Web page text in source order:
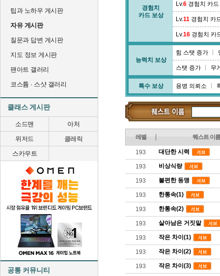
팁과 노하우 게시판
자유 게시판
질문과 답변 게시판
지도 정보 게시판
팬아트 갤러리
코스튬 · 스샷 갤러리
클래스 게시판
소드맨
아처
위저드
클레릭
스카우트
공통 커뮤니티
경험치
카드 보상
Lv.6 경험치 카드
Lv.11 경험치 카
Lv.16 경험치 카
능력치 보상
힘 스탯 증가
스탯 증가 무
특수 보상 용병 의뢰소
레벨 퀘스트 이름
193 대단한 시력
193 비상식량
193 불편한 동맹
193 한통속(1)
193 한통속(2)
193 살아남은 거짓말
193 작은 차이(1)
193 작은 차이(2)
193 작은 차이(3)